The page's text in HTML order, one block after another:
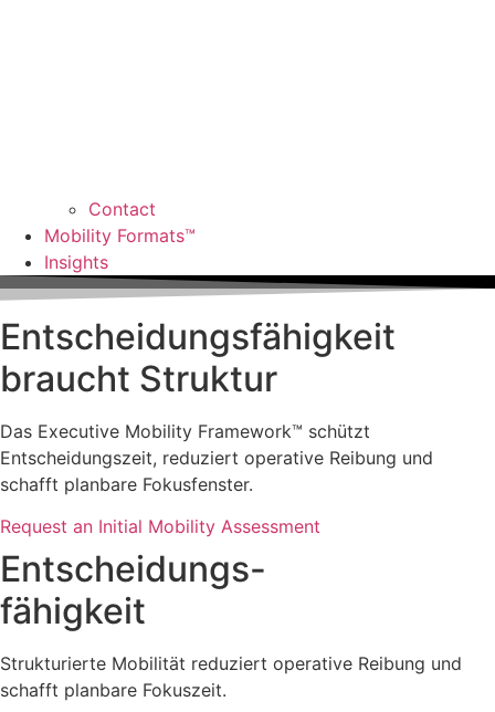
Contact
Mobility Formats™
Insights
Entscheidungsfähigkeit
braucht Struktur
Das Executive Mobility Framework™ schützt
Entscheidungszeit, reduziert operative Reibung und
schafft planbare Fokusfenster.
Request an Initial Mobility Assessment
Entscheidungs-
fähigkeit
Strukturierte Mobilität reduziert operative Reibung und
schafft planbare Fokuszeit.